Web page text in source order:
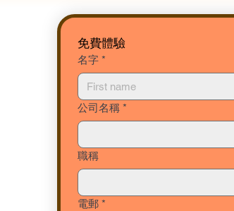
免費體驗
名字 *
公司名稱 *
職稱
電郵 *